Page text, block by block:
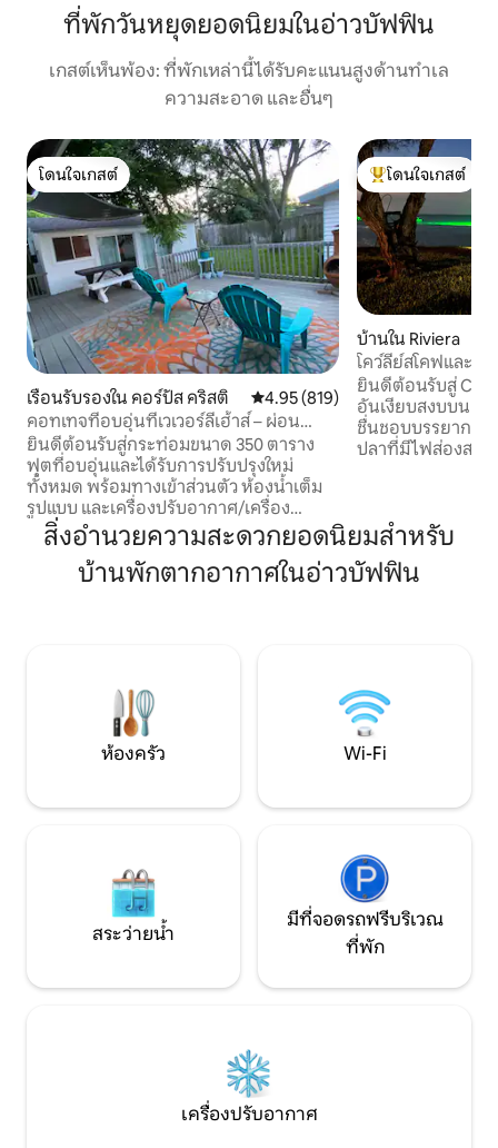
ที่พักวันหยุดยอดนิยมในอ่าวบัฟฟิน
เกสต์เห็นพ้อง: ที่พักเหล่านี้ได้รับคะแนนสูงด้านทำเล
ความสะอาด และอื่นๆ
โดนใจเกสต์
โดนใจเกสต์
เรือนรับรองใน คอร์ปัส คริสติ คะแนนเฉลี่ย 4.95 จาก 5, 819 รีวิว
4.95 (819)
คอทเทจที่อบอุ่นที่เวเวอร์ลีเฮ้าส์ – ผ่อน
คลายและพักผ่อน
ยินดีต้อนรับสู่กระท่อมขนาด 350 ตาราง
ฟุตที่อบอุ่นและได้รับการปรับปรุงใหม่
ทั้งหมด พร้อมทางเข้าส่วนตัว ห้องน้ำเต็ม
รูปแบบ และเครื่องปรับอากาศ/เครื่อง
ทำความร้อนแบบมินิสปลิต โปรดทราบว่า
หากเปิดประตู/หน้าต่างทิ้งไว้นานเกินไป
อาจทำให้เกิดน้ำค้างเนื่องจากความชื้น
กับ USS Lexington, Texas State
Aquarium และสถานที่ยอดนิยมในท้องถิ่น
เหมาะสำหรับสุนัข (สูงสุด 2 ตัว ค่า
ธรรมเนียม 15 ดอลลาร์) ใบอนุญาต
โดนใจเกสต์ที่สุด
โดนใจเกสต์
บ้านใน Riviera
โคว์ลีย์สโคฟและท่า
ยินดีต้อนรับสู่
อันเงียบสงบบนชา
ชื่นชอบบรรยากาศ
ปลาที่มีไฟส่องสว่า
อำนวยความสะดว
ดูแลอย่างพิถีพิถัน
เช้า การตกปลาใ
สิ่งอำนวยความสะดวกยอดนิยมสำหรับ
บ้านพักตากอากาศในอ่าวบัฟฟิน
ห้องครัว Wi-Fi
สระว่ายน้ำ
มีที่จอดรถฟรีบริเวณ
ที่พัก
เครื่องปรับอากาศ